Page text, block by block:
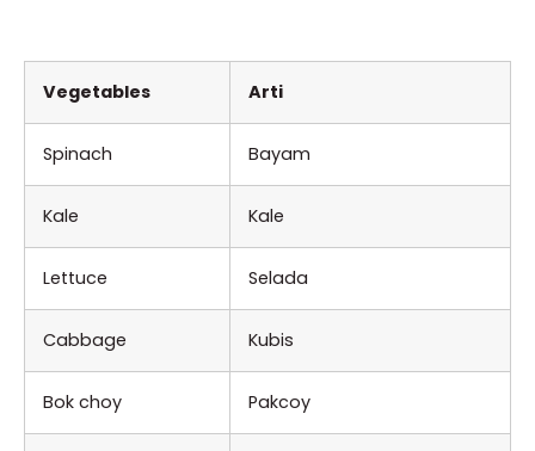
Vegetables Arti
Spinach Bayam
Kale Kale
Lettuce Selada
Cabbage Kubis
Bok choy Pakcoy